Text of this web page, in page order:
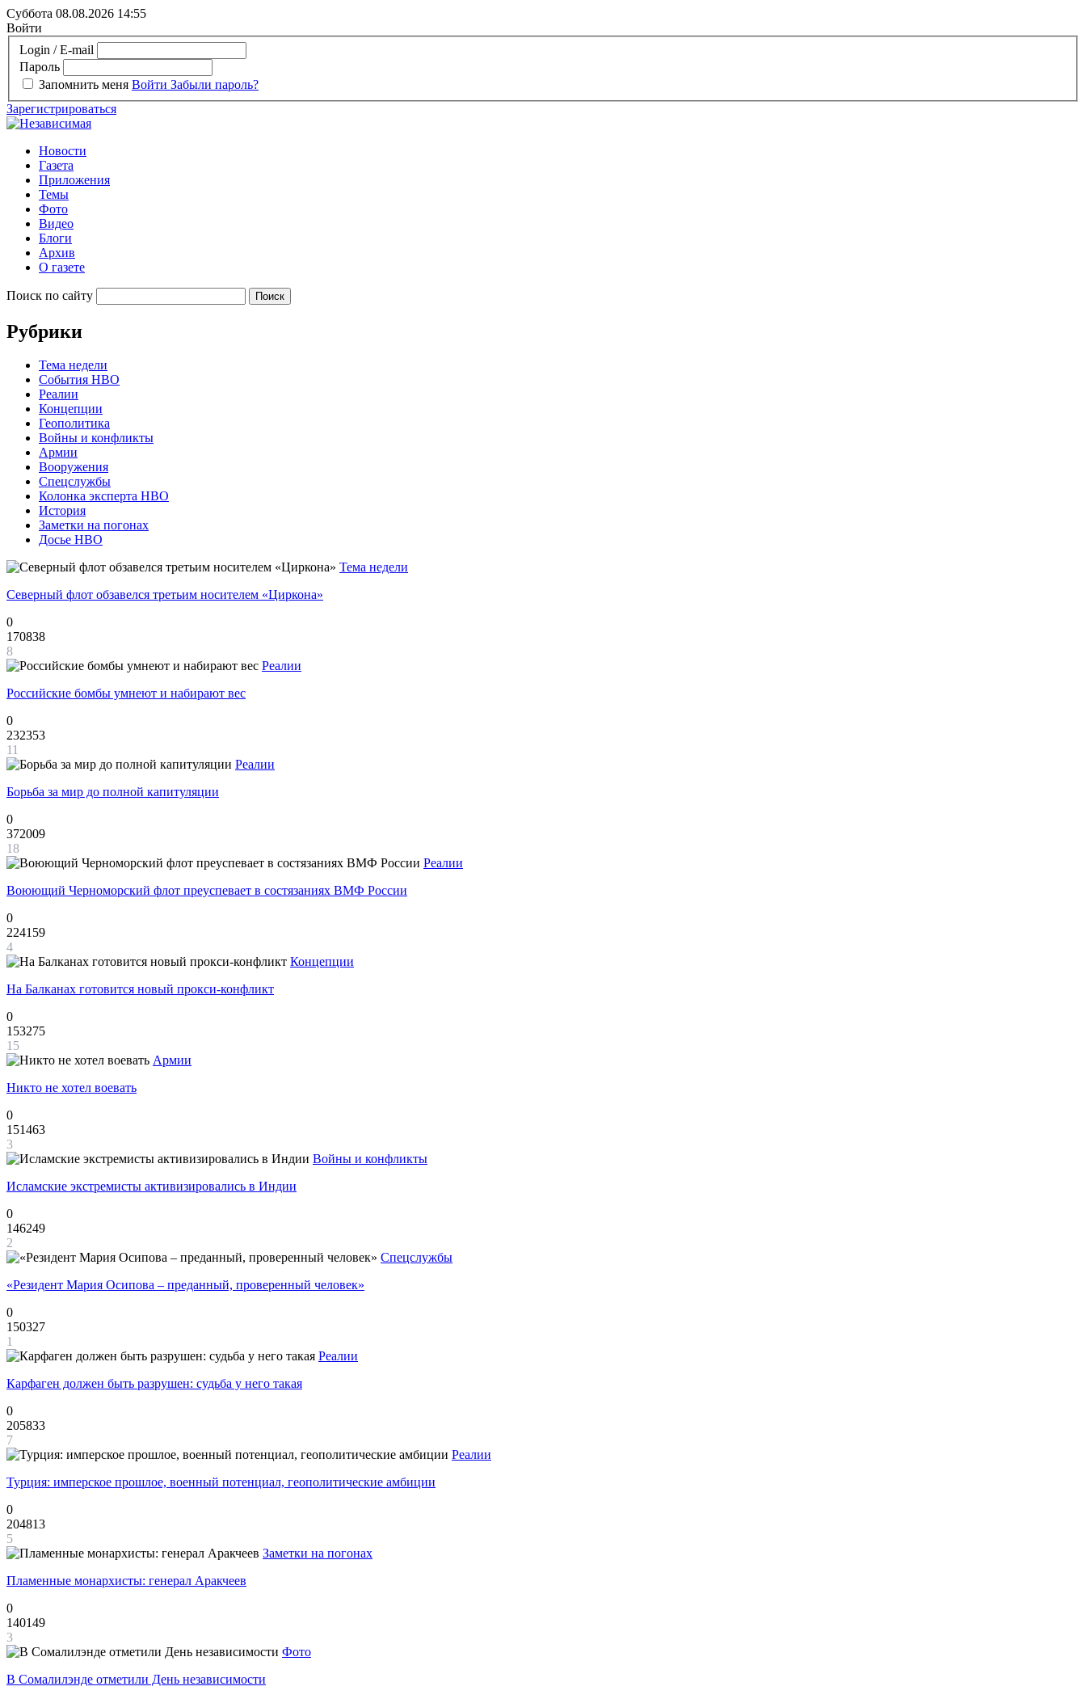
Суббота 08.08.2026 14:55
Войти
Login / E-mail
Пароль
Запомнить меня Войти Забыли пароль?
Зарегистрироваться
Новости
Газета
Приложения
Темы
Фото
Видео
Блоги
Архив
О газете
Поиск по сайту
Рубрики
Тема недели
События НВО
Реалии
Концепции
Геополитика
Войны и конфликты
Армии
Вооружения
Спецслужбы
Колонка эксперта НВО
История
Заметки на погонах
Досье НВО
Тема недели
Северный флот обзавелся третьим носителем «Циркона»
0
170838
8
Реалии
Российские бомбы умнеют и набирают вес
0
232353
11
Реалии
Борьба за мир до полной капитуляции
0
372009
18
Реалии
Воюющий Черноморский флот преуспевает в состязаниях ВМФ России
0
224159
4
Концепции
На Балканах готовится новый прокси-конфликт
0
153275
15
Армии
Никто не хотел воевать
0
151463
3
Войны и конфликты
Исламские экстремисты активизировались в Индии
0
146249
2
Спецслужбы
«Резидент Мария Осипова – преданный, проверенный человек»
0
150327
1
Реалии
Карфаген должен быть разрушен: судьба у него такая
0
205833
7
Реалии
Турция: имперское прошлое, военный потенциал, геополитические амбиции
0
204813
5
Заметки на погонах
Пламенные монархисты: генерал Аракчеев
0
140149
3
Фото
В Сомалилэнде отметили День независимости